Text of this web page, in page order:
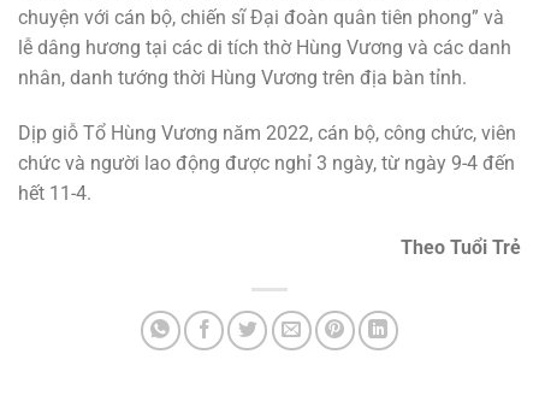
chuyện với cán bộ, chiến sĩ Đại đoàn quân tiên phong” và
lễ dâng hương tại các di tích thờ Hùng Vương và các danh
nhân, danh tướng thời Hùng Vương trên địa bàn tỉnh.
Dịp giỗ Tổ Hùng Vương năm 2022, cán bộ, công chức, viên
chức và người lao động được nghỉ 3 ngày, từ ngày 9-4 đến
hết 11-4.
Theo Tuổi Trẻ